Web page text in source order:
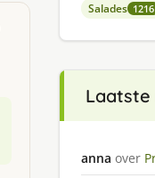
Salades 1216
anna over